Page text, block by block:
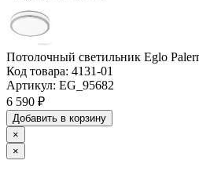
Потолочный светильник Eglo
Код товара: 4131-01
Артикул: EG_95682
6 590 ₽
Добавить в корзину
×
×